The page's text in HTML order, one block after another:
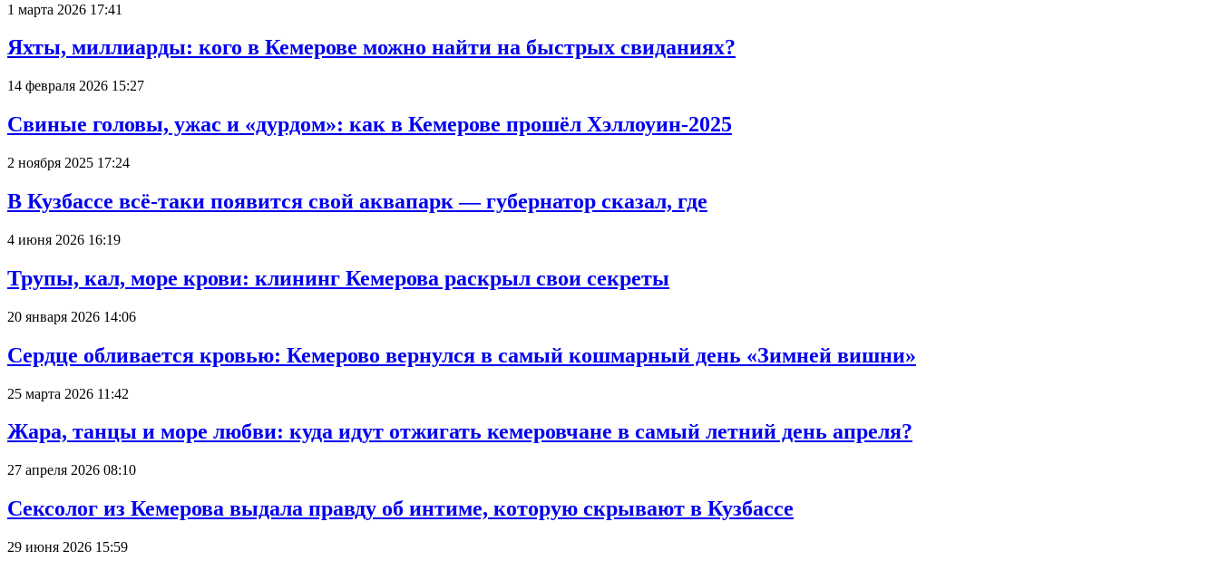
1 марта 2026 17:41
Яхты, миллиарды: кого в Кемерове можно найти на быстрых свиданиях?
14 февраля 2026 15:27
Свиные головы, ужас и «дурдом»: как в Кемерове прошёл Хэллоуин-2025
2 ноября 2025 17:24
В Кузбассе всё-таки появится свой аквапарк — губернатор сказал, где
4 июня 2026 16:19
Трупы, кал, море крови: клининг Кемерова раскрыл свои секреты
20 января 2026 14:06
Сердце обливается кровью: Кемерово вернулся в самый кошмарный день «Зимней вишни»
25 марта 2026 11:42
Жара, танцы и море любви: куда идут отжигать кемеровчане в самый летний день апреля?
27 апреля 2026 08:10
Сексолог из Кемерова выдала правду об интиме, которую скрывают в Кузбассе
29 июня 2026 15:59